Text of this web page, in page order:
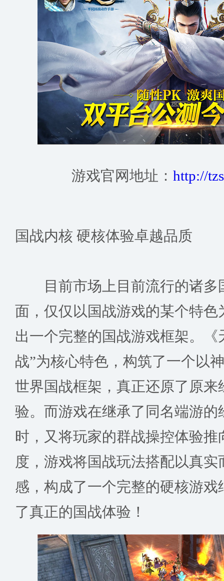
游戏官网地址： http://
国战内核 硬核体验卓越品质
目前市场上目前流行的诸多
面，仅仅以国战游戏的某个特色
出一个完整的国战游戏框架。《
战”为核心特色，构筑了一个以
世界国战框架，真正还原了原来
验。而游戏在继承了同名端游的
时，又将玩家的群战操控体验推
度，游戏将国战玩法搭配以真
感，构成了一个完整的硬核游
了真正的国战体验！